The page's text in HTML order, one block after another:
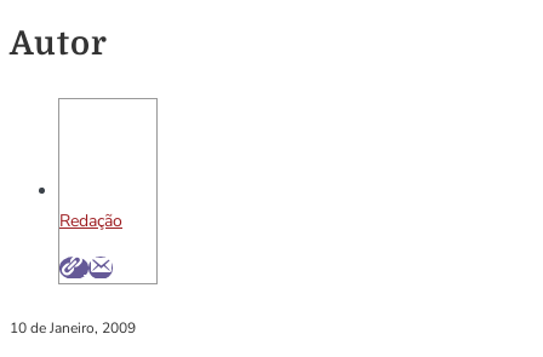
Autor
Redação
10 de Janeiro, 2009